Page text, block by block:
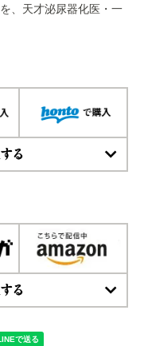
、天才泌尿器化医・一